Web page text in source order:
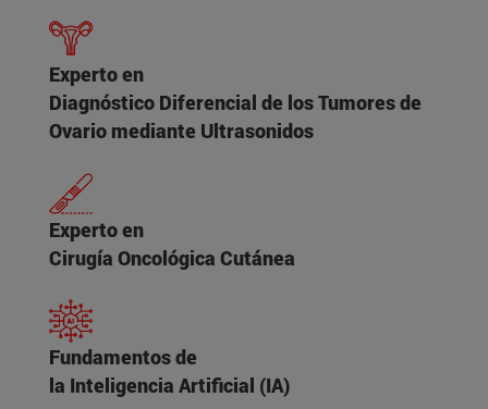
Experto en
Diagnóstico Diferencial de los Tumores de
Ovario mediante Ultrasonidos
Experto en
Cirugía Oncológica Cutánea
Fundamentos de
la Inteligencia Artificial (IA)